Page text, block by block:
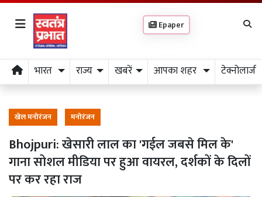
Epaper
भारत राज्य खबरें आपका शहर टेक्नोलाजी
खेल मनोरंजन मनोरंजन
Bhojpuri: खेसारी लाल का 'गईल जबसे मिल के'
गाना सोशल मीडिया पर हुआ वायरल, दर्शकों के दिलों
पर कर रहा राज